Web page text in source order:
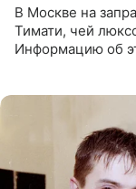
В Москве на
Тимати, чей
Информацию об